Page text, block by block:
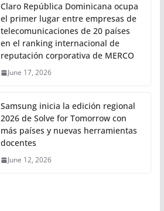
Claro República Dominicana ocupa
el primer lugar entre empresas de
telecomunicaciones de 20 países
en el ranking internacional de
reputación corporativa de MERCO
June 17, 2026
Samsung inicia la edición regional
2026 de Solve for Tomorrow con
más países y nuevas herramientas
docentes
June 12, 2026